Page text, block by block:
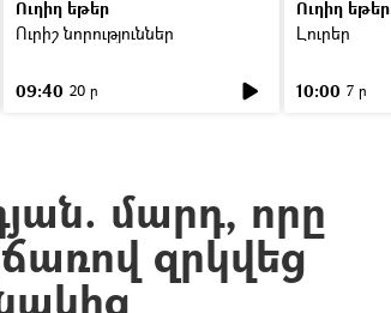
Ուղիղ եթեր
Ուրիշ նորություններ
09:40 20 ր
Ուղիղ եթեր
Լուրեր
10:00 7 ր
մարդ, որը
զրկվեց